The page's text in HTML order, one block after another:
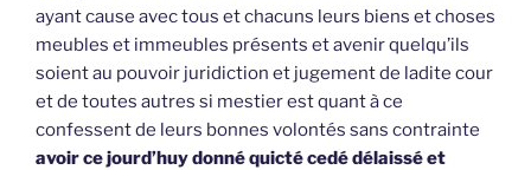
ayant cause avec tous et chacuns leurs biens et choses
meubles et immeubles présents et avenir quelqu’ils
soient au pouvoir juridiction et jugement de ladite cour
et de toutes autres si mestier est quant à ce
confessent de leurs bonnes volontés sans contrainte
avoir ce jourd’huy donné quicté cedé délaissé et